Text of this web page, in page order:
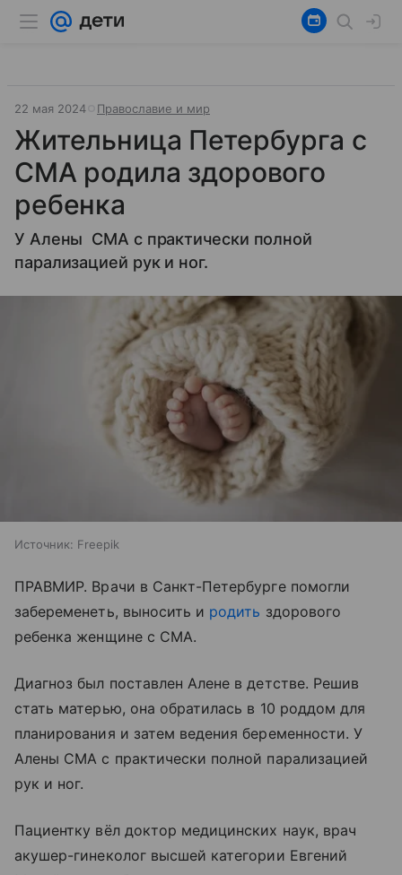
22 мая 2024 Православие и мир
Жительница Петербурга с
СМА родила здорового
ребенка
У Алены СМА с практически полной
парализацией рук и ног.
Источник: Freepik
ПРАВМИР. Врачи в Санкт-Петербурге помогли
забеременеть, выносить и родить здорового
ребенка женщине с СМА.
Диагноз был поставлен Алене в детстве. Решив
стать матерью, она обратилась в 10 роддом для
планирования и затем ведения беременности. У
Алены СМА с практически полной парализацией
рук и ног.
Пациентку вёл доктор медицинских наук, врач
акушер-гинеколог высшей категории Евгений